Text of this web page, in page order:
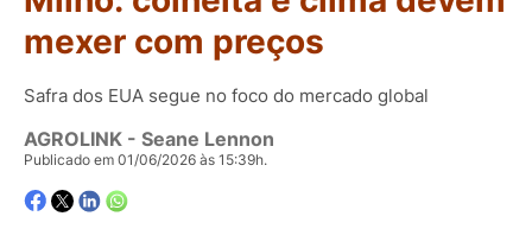
mexer com preços
Safra dos EUA segue no foco do mercado global
AGROLINK - Seane Lennon
Publicado em 01/06/2026 às 15:39h.